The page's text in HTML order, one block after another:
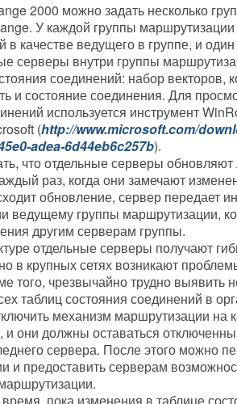
2000 можно задать несколько
У каждой группы маршрутизации
качестве ведущего в группе, и
серверы внутри группы
соединений: набор векторов,
и состояние соединения. Для
используется инструмент
(http://www.microsoft.com/
adea-6d44eb6c257b).
что отдельные серверы
раз, когда они замечают
обновление, сервер передает
ведущему группы маршрутизации,
другим серверам группы.
отдельные серверы получают
в крупных сетях возникают
того, чрезвычайно трудно выявить
таблиц состояния соединений в
механизм маршрутизации на
и они должны оставаться
сервера. После этого можно
и предоставить серверам